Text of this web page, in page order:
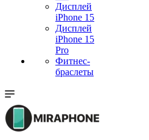
Дисплей
iPhone 15
Дисплей
iPhone 15
Pro
Фитнес-
браслеты